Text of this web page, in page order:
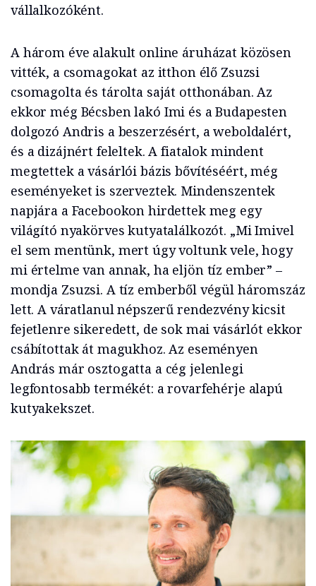
vállalkozóként.
A három éve alakult online áruházat közösen
vitték, a csomagokat az itthon élő Zsuzsi
csomagolta és tárolta saját otthonában. Az
ekkor még Bécsben lakó Imi és a Budapesten
dolgozó Andris a beszerzésért, a weboldalért,
és a dizájnért feleltek. A fiatalok mindent
megtettek a vásárlói bázis bővítéséért, még
eseményeket is szerveztek. Mindenszentek
napjára a Facebookon hirdettek meg egy
világító nyakörves kutyatalálkozót. „Mi Imivel
el sem mentünk, mert úgy voltunk vele, hogy
mi értelme van annak, ha eljön tíz ember” –
mondja Zsuzsi. A tíz emberből végül háromszáz
lett. A váratlanul népszerű rendezvény kicsit
fejetlenre sikeredett, de sok mai vásárlót ekkor
csábítottak át magukhoz. Az eseményen
András már osztogatta a cég jelenlegi
legfontosabb termékét: a rovarfehérje alapú
kutyakekszet.